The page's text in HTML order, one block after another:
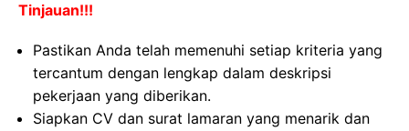
Tinjauan!!!
Pastikan Anda telah memenuhi setiap kriteria yang
tercantum dengan lengkap dalam deskripsi
pekerjaan yang diberikan.
Siapkan CV dan surat lamaran yang menarik dan